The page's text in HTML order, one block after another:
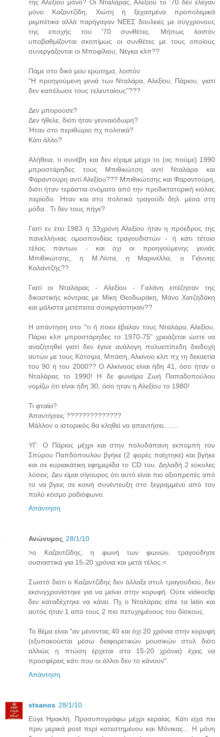
της Αλεξίου μόνο? Οι Νταλάρας, Αλεξίου το '70 δεν έλεγαν
μόνο Καζαντζίδη, Χιώτη ή ξεχασμένα προπολεμικά
ρεμπέτικα αλλά παρήγαγαν ΝΕΕΣ δουλειές με σύγχρονους
της εποχής του '70 συνθέτες. Μήπως λοιπόν
υποβαθμίζονται σκοπίμως οι συνθέτες με τους οποίους
συνεργάζονται οι Μποφίλιου, Νέγκα κλπ??
Πάμε στο δικό μου ερώτημα, λοιπόν:
"Η προηγούμενη γενιά των Νταλάρα, Αλεξίου, Πάριου, γιατί
δεν καπέλωσε τους τελευταίους"???
Δεν μπορούσε?
Δεν ήθελε, διότι ήταν γενναιόδωρη?
Ήταν στο περιθώριο πχ πολιτικά?
Κάτι άλλο?
Αλήθεια, τι συνέβη και δεν είχαμε μέχρι το (ας πούμε) 1990
μπροστάρηδες τους Μπιθικώτση αντί Νταλάρα και
Φαραντούρη αντί Αλεξίου??? Μπιθικώτσης και Φαραντούρη,
διότι ήταν τεράστια ονόματα από την προδικτατορική κιόλας
περίοδο. Ήταν και στο πολιτικό τραγούδι δηλ. μέσα στη
μόδα.. Τι δεν τους πήγε?
Γιατί εν έτει 1983 η 33χρονη Αλεξίου ήταν η πρόεδρος της
πανελλήνιας ομοσπονδίας τραγουδιστών - ή κάτι τέτοιο
τέλος πάντων - και όχι οι προηγούμενης γενιάς
Μπιθικώτσης, η Μ.Λίντα, η Μαρινέλλα, ο Γιάννης
Καλαντζής??
Γιατί οι Νταλάρας - Αλεξίου - Γαλάνη επέζησαν της
δικαστικής κόντρας με Μίκη Θεοδωράκη, Μάνο Χατζηδάκη
και μάλιστα μετέπειτα συνεργάστηκαν??
Η απάντηση στο "τι ή ποιοι έβαλαν τους Νταλάρα, Αλεξίου,
Πάριο κλπ μπροστάρηδες το 1970-75" χρειάζεται ώστε να
αναζητηθεί γιατί δεν έγινε ανάλογη πολυεπίπεδη διαδοχή
αυτών με τους Κότσιρα, Μπάση, Αλκίνοο κλπ πχ τη δεκαετία
του 90 ή του 2000?? Ο Αλκίνοος είναι ήδη 41, όσο ήταν ο
Νταλάρας το 1990! Η δε φωνάρα Ζωή Παπαδοπούλου
νομίζω ότι είναι ήδη 30, όσο ηταν η Αλεξίου το 1980!
Τι φταίει?
Απαντήσεις ??????????????
Μάλλον ο ιστορικός θα κληθεί να απαντήσει........
ΥΓ: Ο Πάριος μέχρι και στην πολυδάπανη εκπομπή του
Σπύρου Παπδόπουλου βγήκε (2 φορές παίχτηκε) και βγήκε
και σε κυριακάτικη εφημερίδα το CD του. Δηλαδή 2 εύκολες
λύσεις. Δεν είμαι σίγουρος ότι αυτό είναι πιο αξιοπρεπές από
το να βγεις σε κοινή συνέντευξη στο ξεγραμμένο από τον
πολύ κόσμο ραδιόφωνο.
Απάντηση
Ανώνυμος 28/1/10
>o Καζαντζίδης, η φωνή των φωνών, τραγούδησε
ουσιαστικά για 15-20 χρόνια και μετά τέλος.<
Σωστό διότι ο Καζαντζίδης δεν άλλαξε στυλ τραγουδιού, δεν
εκσυγχρονίστηκε για να μείνει στην κορυφή. Ούτε videoclip
δεν καταδέχτηκε να κάνει. Πχ ο Νταλάρας είπε τα latin και
αυτός ήταν 1 από τους 2 πιο πετυχημένους του δίσκους.
Το θέμα είναι "αν μένοντας 40 και όχι 20 χρόνια στην κορυφή
(εξυπακούεται μέσω διαφορετικών μουσικών στυλ διότι
αλλιώς η πτώση έρχεται στα 15-20 χρόνια) έχεις να
προσφέρεις κάτι που οι άλλοι δεν το κάνουν".
Απάντηση
xtsanos 28/1/10
Εύγε Ηρακλή. Προσυπογράφω μέχρι κεραίας. Κάτι είχα πει
πριν μερικά post περί κατεστημένου και Μόνικας... Η μόνη